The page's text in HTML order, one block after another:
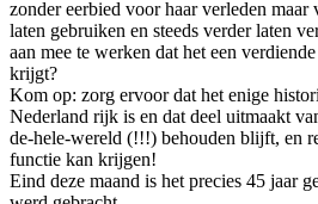
zonder eerbied voor haar verleden maar
laten gebruiken en steeds verder laten
aan mee te werken dat het een
krijgt?
Kom op: zorg ervoor dat het enige
Nederland rijk is en dat deel uitmaakt
de-hele-wereld (!!!) behouden blijft, en
functie kan krijgen!
Eind deze maand is het precies 45 jaar